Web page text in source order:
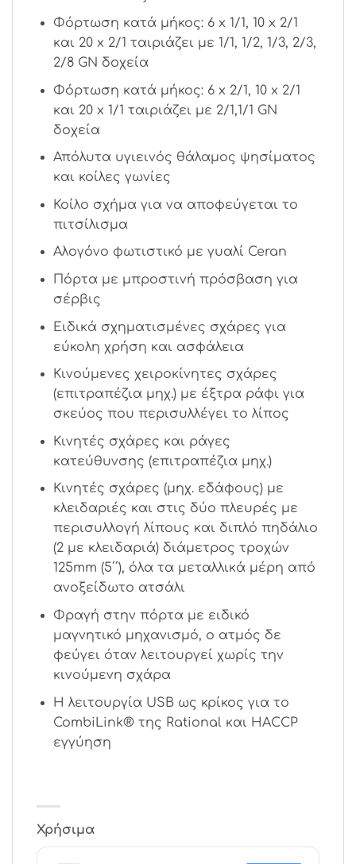
Φόρτωση κατά μήκος: 6 x 1/1, 10 x 2/1
και 20 x 2/1 ταιριάζει με 1/1, 1/2, 1/3, 2/3,
2/8 GN δοχεία
Φόρτωση κατά μήκος: 6 x 2/1, 10 x 2/1
και 20 x 1/1 ταιριάζει με 2/1,1/1 GN
δοχεία
Απόλυτα υγιεινός θάλαμος ψησίματος
και κοίλες γωνίες
Κοίλο σχήμα για να αποφεύγεται το
πιτσίλισμα
Αλογόνο φωτιστικό με γυαλί Ceran
Πόρτα με μπροστινή πρόσβαση για
σέρβις
Ειδικά σχηματισμένες σχάρες για
εύκολη χρήση και ασφάλεια
Κινούμενες χειροκίνητες σχάρες
(επιτραπέζια μηχ.) με έξτρα ράφι για
σκεύος που περισυλλέγει το λίπος
Κινητές σχάρες και ράγες
κατεύθυνσης (επιτραπέζια μηχ.)
Κινητές σχάρες (μηχ. εδάφους) με
κλειδαριές και στις δύο πλευρές με
περισυλλογή λίπους και διπλό πηδάλιο
(2 με κλειδαριά) διάμετρος τροχών
125mm (5΄΄), όλα τα μεταλλικά μέρη από
ανοξείδωτο ατσάλι
Φραγή στην πόρτα με ειδικό
μαγνητικό μηχανισμό, ο ατμός δε
φεύγει όταν λειτουργεί χωρίς την
κινούμενη σχάρα
Η λειτουργία USB ως κρίκος για το
CombiLink® της Rational και HACCP
εγγύηση
Χρήσιμα